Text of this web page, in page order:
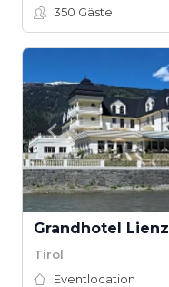
350 Gäste
Grandhotel Lienz
Tirol
Eventlocation